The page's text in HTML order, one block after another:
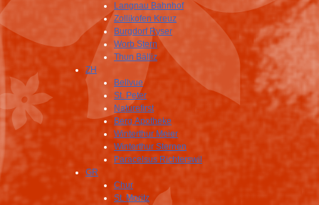
Langnau Bahnhof
Zollikofen Kreuz
Burgdorf Ryser
Worb Stern
Thun Bälliz
ZH
Bellvue
St. Peter
Naturefirst
Berg Apotheke
Winterthur Meier
Winterthur Sternen
Paracelsus Richterswil
GR
Chur
St. Moritz